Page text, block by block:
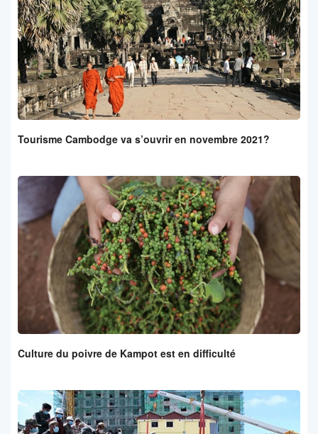
Tourisme Cambodge va s’ouvrir en novembre 2021?
Culture du poivre de Kampot est en difficulté